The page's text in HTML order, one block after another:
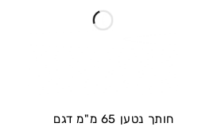
חותך נטען 65 מ"מ דגם